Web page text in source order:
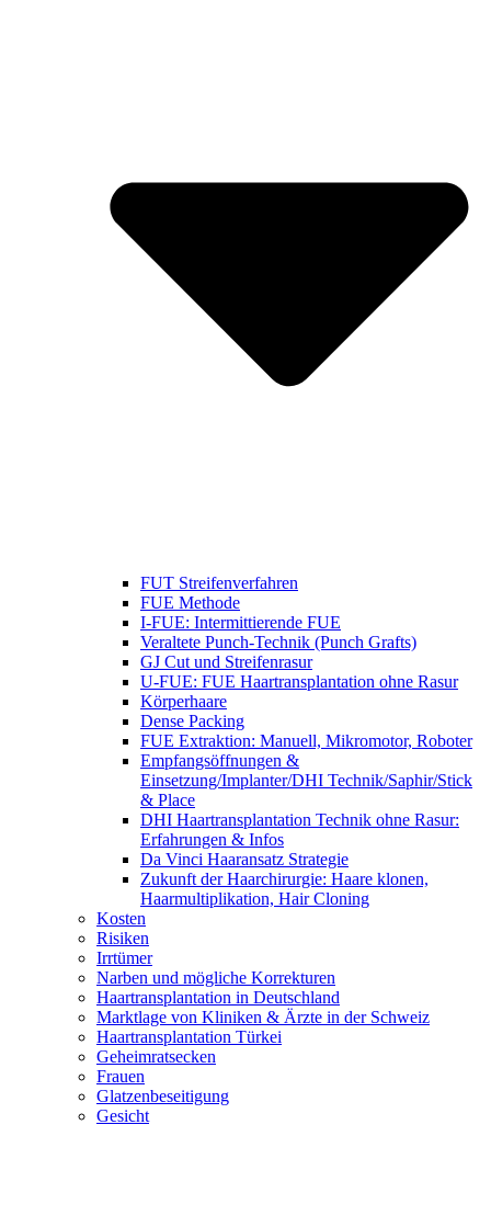
FUT Streifenverfahren
FUE Methode
I-FUE: Intermittierende FUE
Veraltete Punch-Technik (Punch Grafts)
GJ Cut und Streifenrasur
U-FUE: FUE Haartransplantation ohne Rasur
Körperhaare
Dense Packing
FUE Extraktion: Manuell, Mikromotor, Roboter
Empfangsöffnungen &
Einsetzung/Implanter/DHI Technik/Saphir/Stick
& Place
DHI Haartransplantation Technik ohne Rasur:
Erfahrungen & Infos
Da Vinci Haaransatz Strategie
Zukunft der Haarchirurgie: Haare klonen,
Haarmultiplikation, Hair Cloning
Kosten
Risiken
Irrtümer
Narben und mögliche Korrekturen
Haartransplantation in Deutschland
Marktlage von Kliniken & Ärzte in der Schweiz
Haartransplantation Türkei
Geheimratsecken
Frauen
Glatzenbeseitigung
Gesicht